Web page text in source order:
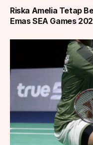
Riska Amelia Tetap
Emas SEA Games